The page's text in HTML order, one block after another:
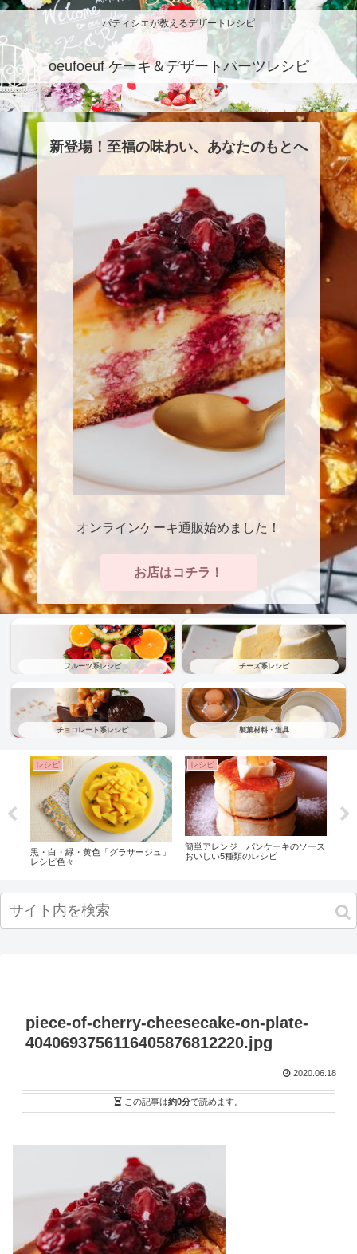
パティシエが教えるデザートレシピ
oeufoeuf ケーキ＆デザートパーツレシピ
新登場！至福の味わい、あなたのもとへ
オンラインケーキ通販始めました！
お店はコチラ！
フルーツ系レシピ チーズ系レシピ
チョコレート系レシピ 製菓材料・道具
レシピ
黒・白・緑・黄色「グラサージュ」
レシピ色々
レシピ
簡単アレンジ パンケーキのソース
おいしい5種類のレシピ
piece-of-cherry-cheesecake-on-plate-
4040693756116405876812220.jpg
2020.06.18
この記事は約0分で読めます。